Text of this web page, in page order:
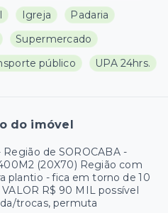
Igreja
Padaria
Supermercado
público UPA 24hrs.
do imóvel
de SOROCABA -
(20X70) Região com
plantio - fica em torno de 10
R$ 90 MIL possível
trocas, permuta